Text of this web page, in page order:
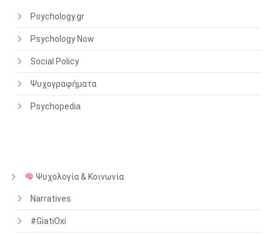
Psychology.gr
Psychology Now
Social Policy
Ψυχογραφήματα
Psychopedia
Ψυχολογία & Κοινωνία
Narratives
#GiatiOxi